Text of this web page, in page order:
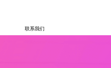
联系我们